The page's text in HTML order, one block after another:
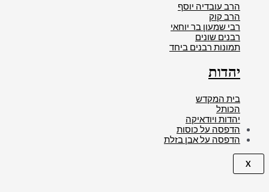
הרב עובדיה יוסף
הרב קוק
רבי שמעון בר יוחאי
רבנים שונים
תמונות רבנים ביחד
יהדות
בית המקדש
הכותל
יהדות ויודאיקה
הדפסה על כוסות
הדפסה על אבן בזלת
X